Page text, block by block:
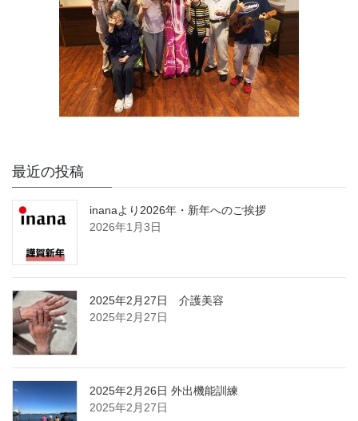
最近の投稿
inanaより2026年・新年へのご挨拶
2026年1月3日
2025年2月27日 介護美容
2025年2月27日
2025年2月26日 外出機能訓練
2025年2月27日